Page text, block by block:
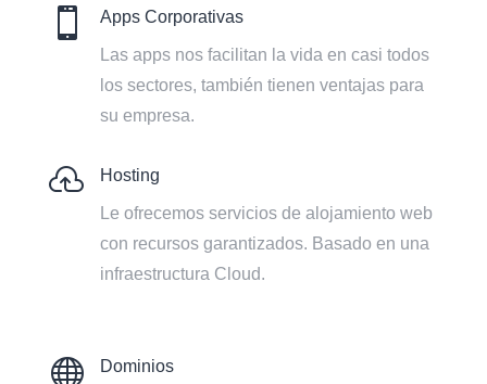
 Apps Corporativas
Las apps nos facilitan la vida en casi todos
los sectores, también tienen ventajas para
su empresa.
 Hosting
Le ofrecemos servicios de alojamiento web
con recursos garantizados. Basado en una
infraestructura Cloud.
 Dominios